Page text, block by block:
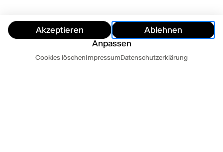
Akzeptieren
Ablehnen
Anpassen
Cookies löschenImpressumDatenschutzerklärung
Termine